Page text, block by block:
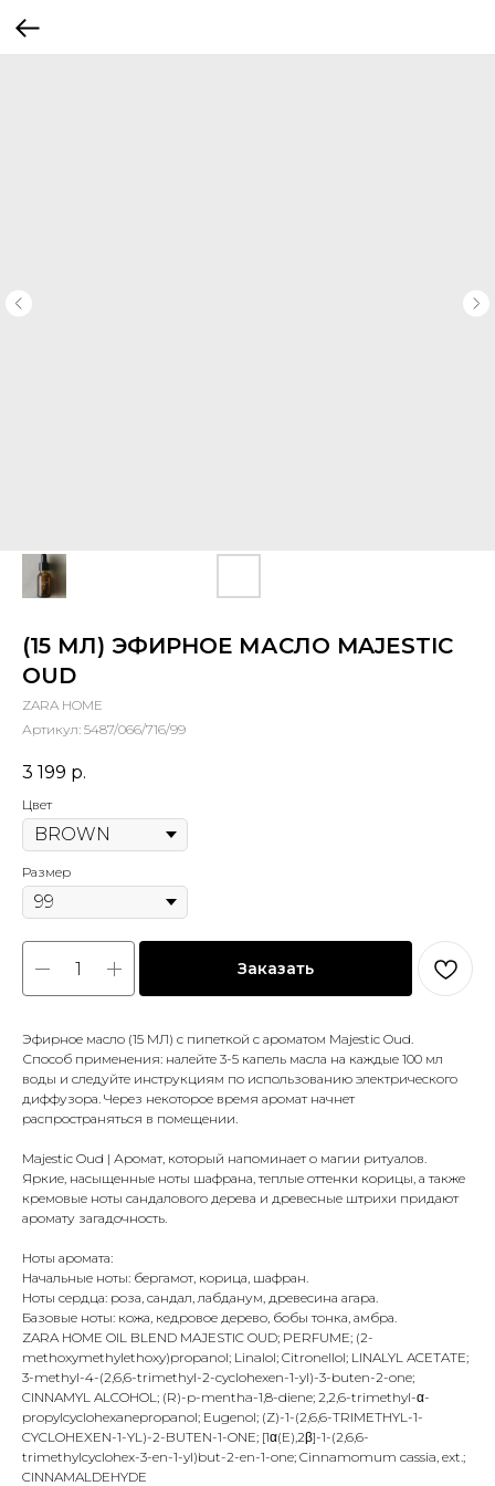
(15 МЛ) ЭФИРНОЕ МАСЛО MAJESTIC
OUD
ZARA HOME
Артикул: 5487/066/716/99
3 199 р.
Цвет
Размер
Заказать
Эфирное масло (15 МЛ) с пипеткой с ароматом Majestic Oud.
Способ применения: налейте 3-5 капель масла на каждые 100 мл
воды и следуйте инструкциям по использованию электрического
диффузора. Через некоторое время аромат начнет
распространяться в помещении.
Majestic Oud | Аромат, который напоминает о магии ритуалов.
Яркие, насыщенные ноты шафрана, теплые оттенки корицы, а также
кремовые ноты сандалового дерева и древесные штрихи придают
аромату загадочность.
Ноты аромата:
Начальные ноты: бергамот, корица, шафран.
Ноты сердца: роза, сандал, лабданум, древесина агара.
Базовые ноты: кожа, кедровое дерево, бобы тонка, амбра.
ZARA HOME OIL BLEND MAJESTIC OUD; PERFUME; (2-
methoxymethylethoxy)propanol; Linalol; Citronellol; LINALYL ACETATE;
3-methyl-4-(2,6,6-trimethyl-2-cyclohexen-1-yl)-3-buten-2-one;
CINNAMYL ALCOHOL; (R)-p-mentha-1,8-diene; 2,2,6-trimethyl-α-
propylcyclohexanepropanol; Eugenol; (Z)-1-(2,6,6-TRIMETHYL-1-
CYCLOHEXEN-1-YL)-2-BUTEN-1-ONE; [1α(E),2β]-1-(2,6,6-
trimethylcyclohex-3-en-1-yl)but-2-en-1-one; Cinnamomum cassia, ext.;
CINNAMALDEHYDE